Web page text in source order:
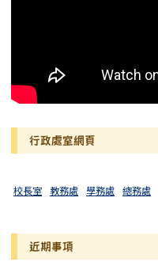
行政處室網頁
校長室 教務處 學務處 總務處
近期事項